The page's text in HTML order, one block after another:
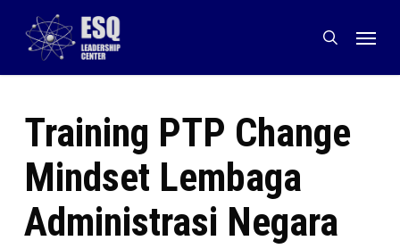
content
search
Menu
Training PTP Change
Mindset Lembaga
Administrasi Negara